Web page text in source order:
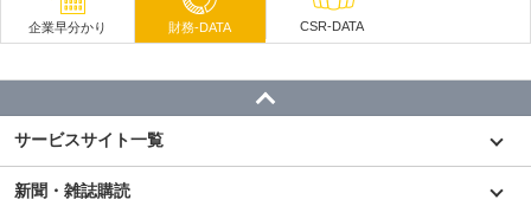
企業早分かり 財務-DATA CSR-DATA
サービスサイト一覧
新聞・雑誌購読